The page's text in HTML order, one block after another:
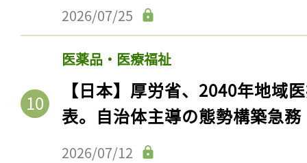
2026/07/25
医薬品・医療福祉
【日本】厚労省、2040年地域
表。自治体主導の態勢構築急務
2026/07/12